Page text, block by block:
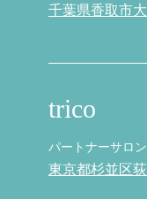
千葉県香取市
trico
パートナーサロン
東京都杉並区